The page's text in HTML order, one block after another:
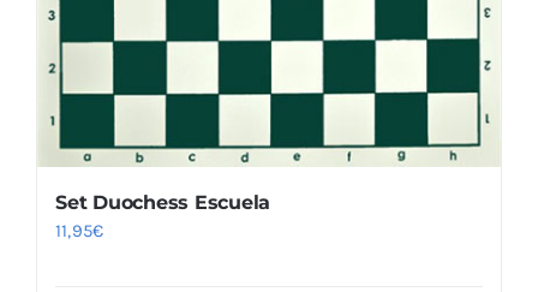
Set Duochess Escuela
11,95€